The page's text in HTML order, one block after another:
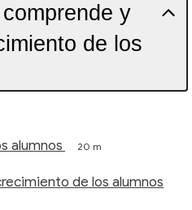
y
de los
alumnos 20 m
de los alumnos